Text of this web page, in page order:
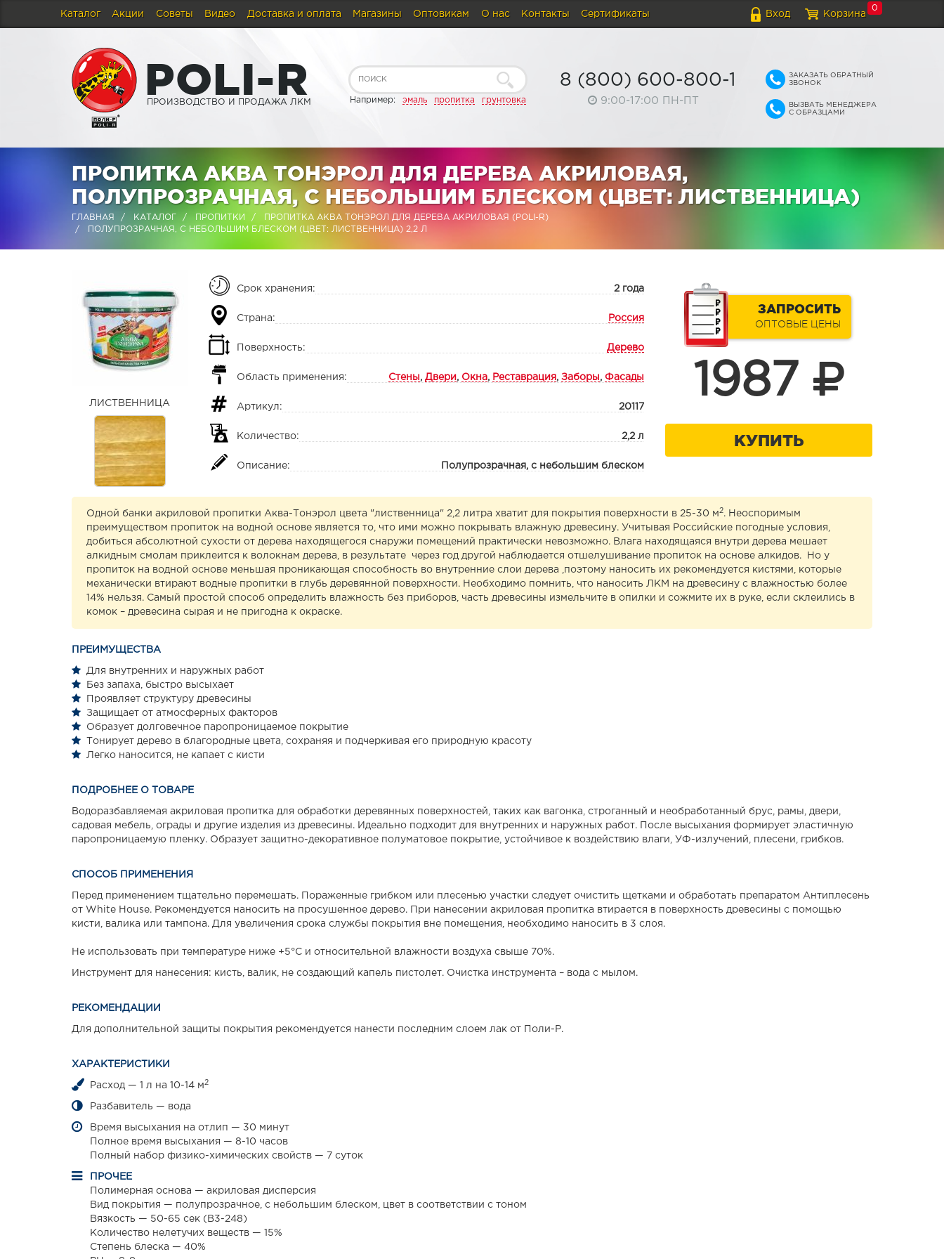
Вход Корзина
0
Каталог Акции Советы Видео Доставка и оплата Магазины Оптовикам О нас Контакты Сертификаты
POLI-R
ПРОИЗВОДСТВО И ПРОДАЖА ЛКМ Например: эмаль пропитка грунтовка
8 (800) 600-800-1
9:00-17:00 ПН-ПТ
ЗАКАЗАТЬ ОБРАТНЫЙ
ЗВОНОК
ВЫЗВАТЬ МЕНЕДЖЕРА
С ОБРАЗЦАМИ
ПРОПИТКА АКВА ТОНЭРОЛ ДЛЯ ДЕРЕВА АКРИЛОВАЯ,
ПОЛУПРОЗРАЧНАЯ, С НЕБОЛЬШИМ БЛЕСКОМ (ЦВЕТ: ЛИСТВЕННИЦА)
ГЛАВНАЯ КАТАЛОГ ПРОПИТКИ
ПРОПИТКА АКВА ТОНЭРОЛ ДЛЯ ДЕРЕВА АКРИЛОВАЯ (POLI-R)
ПОЛУПРОЗРАЧНАЯ, С НЕБОЛЬШИМ БЛЕСКОМ (ЦВЕТ: ЛИСТВЕННИЦА) 2,2 Л
ЛИСТВЕННИЦА
Срок хранения: 2 года
Страна: Россия
Поверхность: Дерево
Область применения: Стены, Двери, Окна, Реставрация, Заборы, Фасады
Артикул: 20117
Количество: 2,2 л
Описание: Полупрозрачная, с небольшим блеском
ЗАПРОСИТЬ
ОПТОВЫЕ ЦЕНЫ
1987
КУПИТЬ
Одной банки акриловой пропитки Аква-Тонэрол цвета "лиственница" 2,2 литра хватит для покрытия поверхности в 25-30 м2. Неоспоримым
преимуществом пропиток на водной основе является то, что ими можно покрывать влажную древесину. Учитывая Российские погодные условия,
добиться абсолютной сухости от дерева находящегося снаружи помещений практически невозможно. Влага находящаяся внутри дерева мешает
алкидным смолам приклеится к волокнам дерева, в результате через год другой наблюдается отшелушивание пропиток на основе алкидов. Но у
пропиток на водной основе меньшая проникающая способность во внутренние слои дерева ,поэтому наносить их рекомендуется кистями, которые
механически втирают водные пропитки в глубь деревянной поверхности. Необходимо помнить, что наносить ЛКМ на древесину с влажностью более
14% нельзя. Самый простой способ определить влажность без приборов, часть древесины измельчите в опилки и сожмите их в руке, если склеились в
комок – древесина сырая и не пригодна к окраске.
ПРЕИМУЩЕСТВА
Для внутренних и наружных работ
Без запаха, быстро высыхает
Проявляет структуру древесины
Защищает от атмосферных факторов
Образует долговечное паропроницаемое покрытие
Тонирует дерево в благородные цвета, сохраняя и подчеркивая его природную красоту
Легко наносится, не капает с кисти
ПОДРОБНЕЕ О ТОВАРЕ
Водоразбавляемая акриловая пропитка для обработки деревянных поверхностей, таких как вагонка, строганный и необработанный брус, рамы, двери,
садовая мебель, ограды и другие изделия из древесины. Идеально подходит для внутренних и наружных работ. После высыхания формирует эластичную
паропроницаемую пленку. Образует защитно-декоративное полуматовое покрытие, устойчивое к воздействию влаги, УФ-излучений, плесени, грибков.
СПОСОБ ПРИМЕНЕНИЯ
Перед применением тщательно перемешать. Пораженные грибком или плесенью участки следует очистить щетками и обработать препаратом Антиплесень
от White House. Рекомендуется наносить на просушенное дерево. При нанесении акриловая пропитка втирается в поверхность древесины с помощью
кисти, валика или тампона. Для увеличения срока службы покрытия вне помещения, необходимо наносить в 3 слоя.
Не использовать при температуре ниже +5°С и относительной влажности воздуха свыше 70%.
Инструмент для нанесения: кисть, валик, не создающий капель пистолет. Очистка инструмента – вода с мылом.
РЕКОМЕНДАЦИИ
Для дополнительной защиты покрытия рекомендуется нанести последним слоем лак от Поли-Р.
ХАРАКТЕРИСТИКИ
Расход — 1 л на 10-14 м2
Разбавитель — вода
Время высыхания на отлип — 30 минут
Полное время высыхания — 8-10 часов
Полный набор физико-химических свойств — 7 суток
ПРОЧЕЕ
Полимерная основа — акриловая дисперсия
Вид покрытия — полупрозрачное, с небольшим блеском, цвет в соответствии с тоном
Вязкость — 50-65 сек (B3-248)
Количество нелетучих веществ — 15%
Степень блеска — 40%